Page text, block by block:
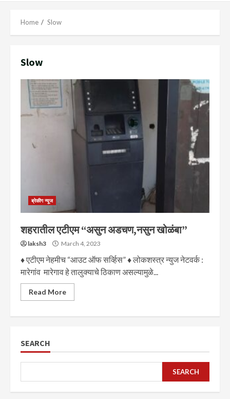
Home Slow
Slow
ब्रेकीग न्यूज
शहरातील एटीएम “असुन अडचण,नसुन खोळंबा”
laksh3 March 4, 2023
♦ एटीएम नेहमीच “आउट ऑफ सर्व्हिस” ♦ लोकशस्त्र न्युज नेटवर्क :
मारेगांव मारेगाव हे तालुक्याचे ठिकाण असल्यामुळे...
Read More
SEARCH
SEARCH